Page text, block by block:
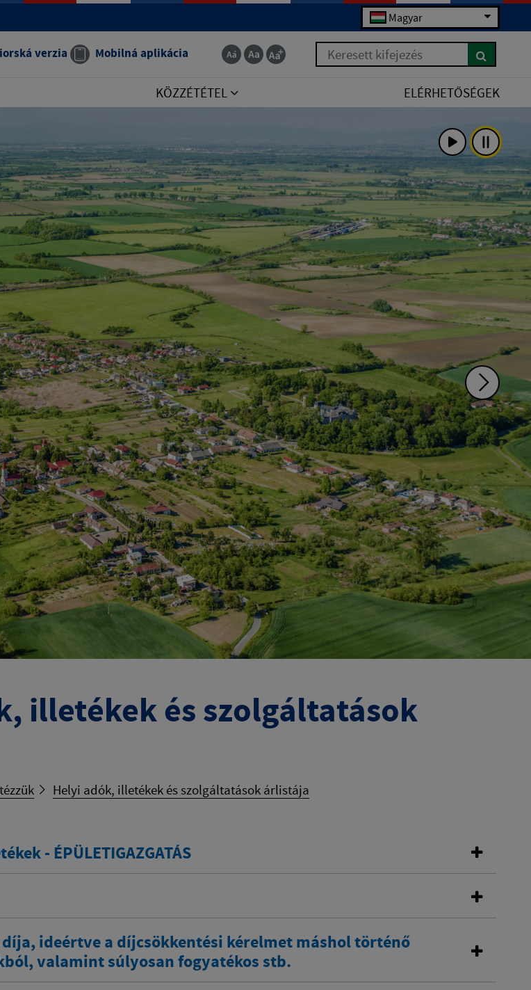
Magyar
verzia Mobilná aplikácia Keresett kifejezés
KÖZZÉTÉTEL ELÉRHETŐSÉGEK
illetékek és szolgáltatások
Helyi adók, illetékek és szolgáltatások árlistája
- ÉPÜLETIGAZGATÁS
ideértve a díjcsökkentési kérelmet máshol történő
valamint súlyosan fogyatékos stb.